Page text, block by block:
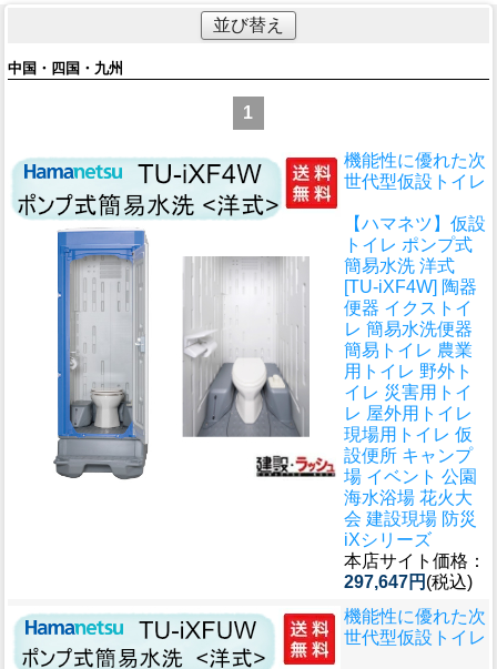
並び替え
中国・四国・九州
1
機能性に優れた次
世代型仮設トイレ
【ハマネツ】仮設
トイレ ポンプ式
簡易水洗 洋式
[TU-iXF4W] 陶器
便器 イクストイ
レ 簡易水洗便器
簡易トイレ 農業
用トイレ 野外ト
イレ 災害用トイ
レ 屋外用トイレ
現場用トイレ 仮
設便所 キャンプ
場 イベント 公園
海水浴場 花火大
会 建設現場 防災
iXシリーズ
本店サイト価格：
297,647円 (税込)
機能性に優れた次
世代型仮設トイレ